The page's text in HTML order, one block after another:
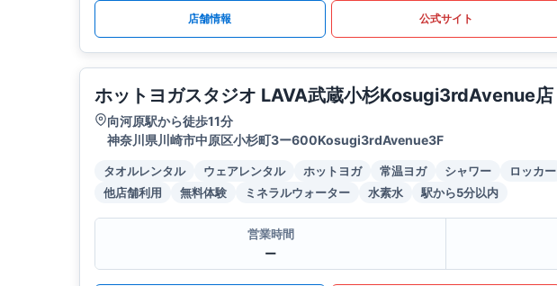
店舗情報 公式サイト
ホットヨガスタジオ LAVA武蔵小杉Kosugi3rdAvenue店
向河原駅から徒歩11分
神奈川県川崎市中原区小杉町3ー600Kosugi3rdAvenue3F
タオルレンタル ウェアレンタル ホットヨガ 常温ヨガ シャワー
ロッカー
他店舗利用
無料体験 ミネラルウォーター 水素水 駅から5分以内
営業時間
ー